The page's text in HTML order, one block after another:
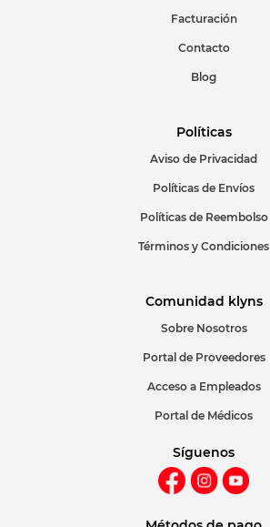
ENVIAR COMENTARIO
Facturación
Contacto
Blog
Políticas
Aviso de Privacidad
Políticas de Envíos
Políticas de Reembolso
Términos y Condiciones
Comunidad klyns
Sobre Nosotros
Portal de Proveedores
Acceso a Empleados
Portal de Médicos
Síguenos